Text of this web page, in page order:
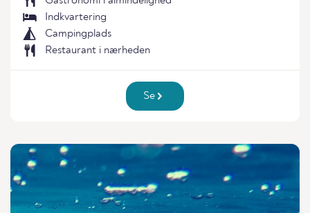
Indkvartering
Campingplads
Restaurant i nærheden
Se